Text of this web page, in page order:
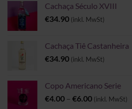
Cachaça Século XVIII
€34.90 (inkl. MwSt)
Cachaça Tiê Castanheira
€34.90 (inkl. MwSt)
Copo Americano Serie
€4.00 – €6.00Preisspanne:
(inkl. MwSt)